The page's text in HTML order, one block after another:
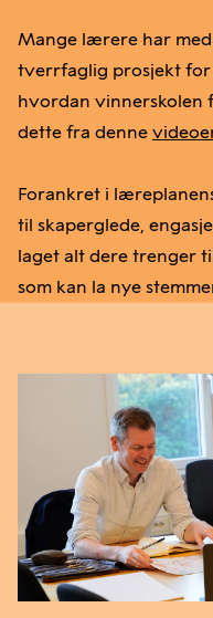
Mange lærere har
tverrfaglig prosjekt for
hvordan vinnerskolen
dette fra denne
Forankret i
til skaperglede,
laget alt dere trenger
som kan la nye